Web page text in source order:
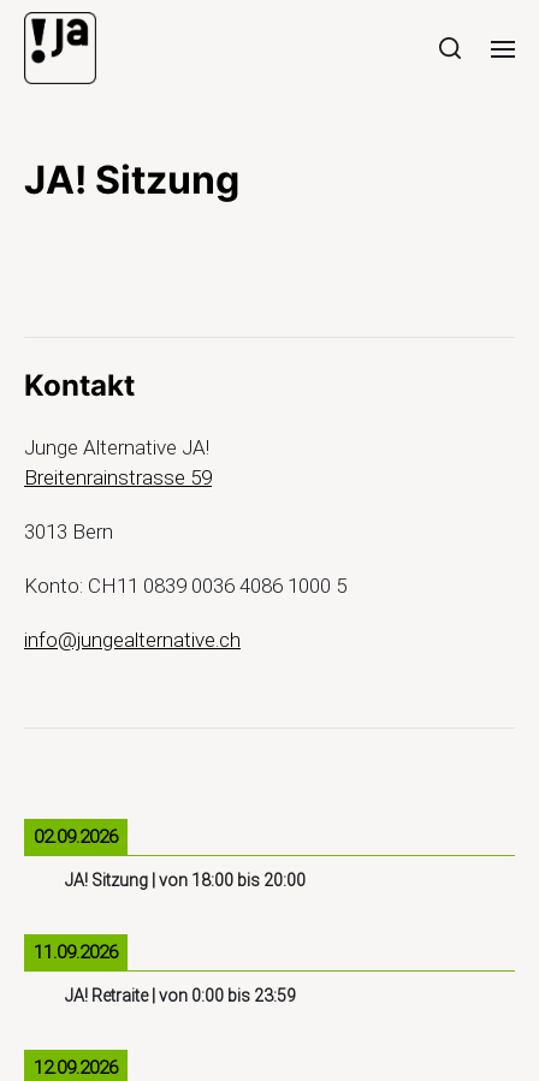
JA! Sitzung
Kontakt
Junge Alternative JA!
Breitenrainstrasse 59
3013 Bern
Konto: CH11 0839 0036 4086 1000 5
info@jungealternative.ch
02.09.2026
JA! Sitzung | von 18:00 bis 20:00
11.09.2026
JA! Retraite| von 0:00 bis 23:59
12.09.2026